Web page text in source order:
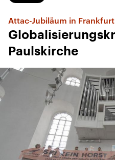
Attac-Jubiläum in
Paulskirche